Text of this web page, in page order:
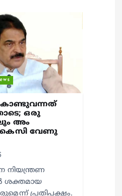
കൊണ്ടുവന്നത്
ഒരു
അം​
കെസി വേണു​
നിയന്ത്രണ
ശക്തമായ
പ്രതിപക്ഷം.